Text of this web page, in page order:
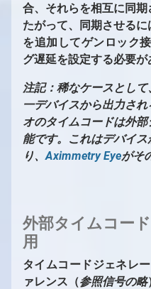
合、それらを相互に同
たがって、同期させる
を追加してゲンロック
グ遅延を設定する必要が
注記：稀なケースとし
一デバイスから出力さ
オのタイムコードは外
能です。これはデバイ
り、Aximmetry Eyeがそ
外部タイムコー
用
タイムコードジェネレ
ァレンス（参照信号の略